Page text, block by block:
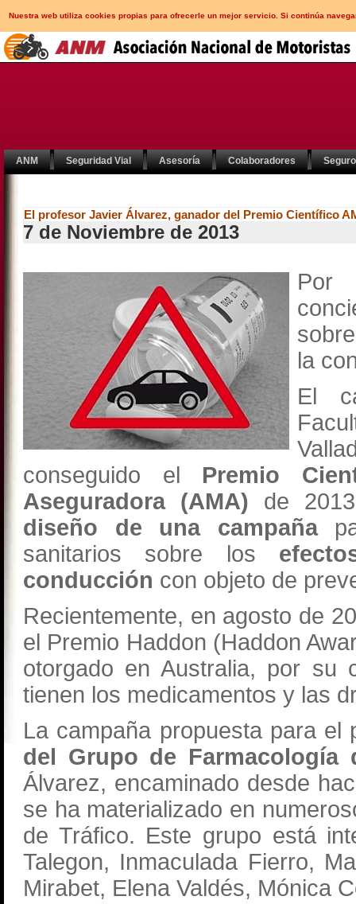
Nuestra web utiliza cookies propias para ofrecerle un mejor servicio. Si continúa
ANM Seguridad Vial Asesoría Colaboradores
El profesor Javier Álvarez, ganador del Premio Científico
7 de Noviembre de 2013
Por
la
El
conseguido el Premio
Aseguradora (AMA) de
diseño de una campaña
sanitarios sobre los
conducción con objeto de
Recientemente, en agosto de
el Premio Haddon (Haddon
otorgado en Australia, por su
tienen los medicamentos y las
La campaña propuesta para
del Grupo de Farmacología
Álvarez, encaminado desde
se ha materializado en
de Tráfico. Este grupo está
Talegon, Inmaculada Fierro,
Mirabet, Elena Valdés, Mónica